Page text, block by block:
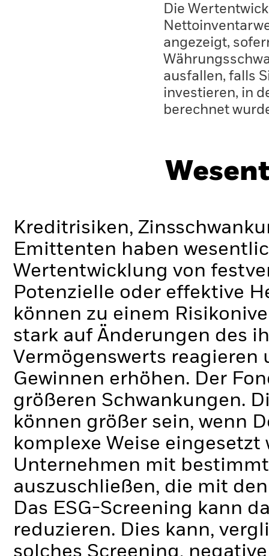
Die
angezeigt,
ausfallen, falls
investieren, in
berechnet
Kreditrisiken,
Emittenten haben
Wertentwicklung von
Potenzielle oder effektive
können zu einem
stark auf Änderungen des
Vermögenswerts reagieren
Gewinnen erhöhen. Der
größeren Schwankungen.
können größer sein, wenn
komplexe Weise eingesetzt
Unternehmen mit
auszuschließen, die mit
Das ESG-Screening kann
reduzieren. Dies kann,
solches Screening,